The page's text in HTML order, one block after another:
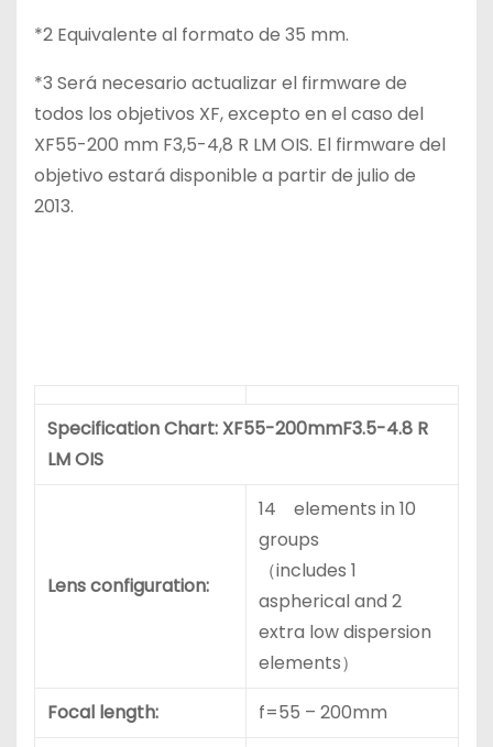
*2 Equivalente al formato de 35 mm.
*3 Será necesario actualizar el firmware de
todos los objetivos XF, excepto en el caso del
XF55-200 mm F3,5-4,8 R LM OIS. El firmware del
objetivo estará disponible a partir de julio de
2013.
Specification Chart: XF55-200mmF3.5-4.8 R
LM OIS
Lens configuration:
14 elements in 10
groups
（includes 1
aspherical and 2
extra low dispersion
elements）
Focal length:
f=55 – 200mm